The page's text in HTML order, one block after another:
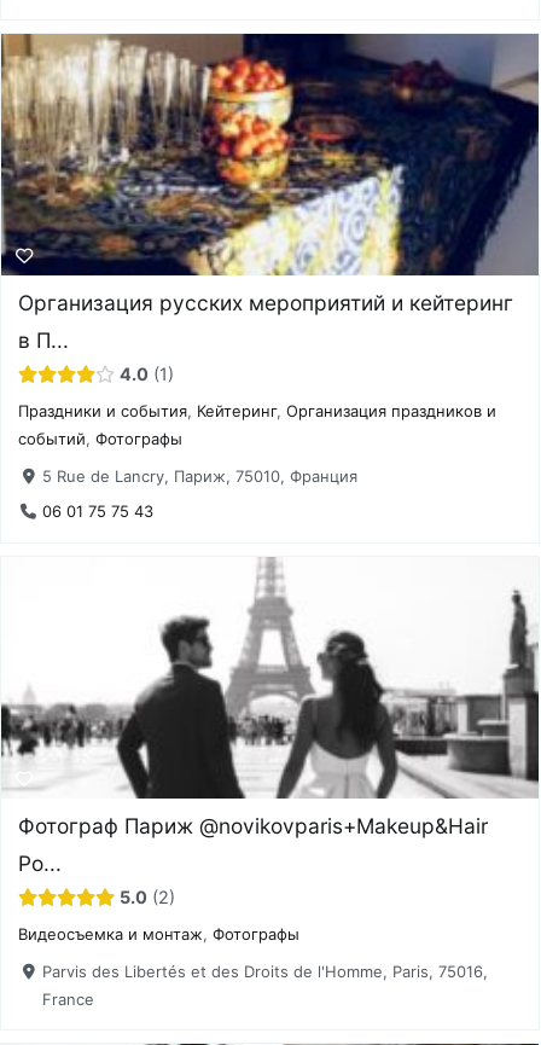
Организация русских мероприятий и кейтеринг
в П...
4.0 1
Праздники и события, Кейтеринг,Организация праздников и
событий,Фотографы
5 Rue de Lancry, Париж, 75010, Франция
06 01 75 75 43
Фотограф Париж @novikovparis+Makeup&Hair
Po...
5.0 2
Видеосъемка и монтаж,Фотографы
Parvis des Libertés et des Droits de l'Homme, Paris, 75016,
France